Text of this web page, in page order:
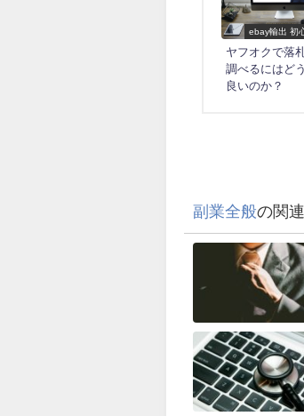
ebay輸出 初
ヤフオクで落
調べるにはど
良いのか？
副業全般の関